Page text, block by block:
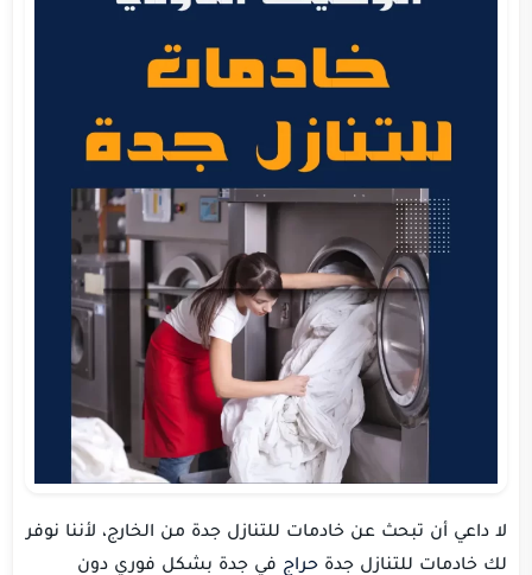
لا داعي أن تبحث عن خادمات للتنازل جدة من الخارج، لأننا نوفر
لك خادمات للتنازل جدة حراج في جدة بشكل فوري دون